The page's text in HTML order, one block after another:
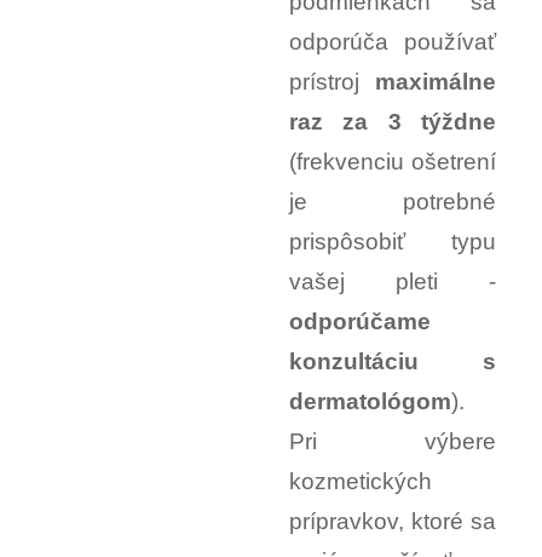
odporúča používať
prístroj maximálne
raz za 3 týždne
(frekvenciu ošetrení
je potrebné
prispôsobiť typu
vašej pleti -
odporúčame
konzultáciu s
dermatológom).
Pri výbere
kozmetických
prípravkov, ktoré sa